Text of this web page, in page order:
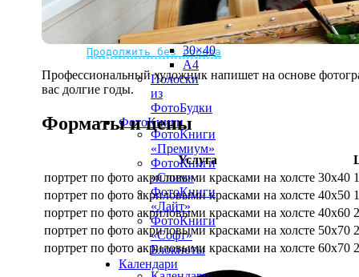
Не нашли Ваш город?
Мы доставляем по всему миру
Продолжить без города
20×30
30×30
30×40
A4
Полоски
из
ФотоБудки
ФотоКниги
ФотоКниги
«Премиум»
ФотоКниги
«Слим»
ФотоКниги
«Лайт»
ФотоКниги
«Софт»
Блокноты
Календари
Профессиональный художник напишет на основе
вас долгие годы.
Форматы и цены
Услуга
портрет по фото акриловыми красками на холсте 30х40
портрет по фото акриловыми красками на холсте 40х50
портрет по фото акриловыми красками на холсте 40х60
портрет по фото акриловыми красками на холсте 50х70
портрет по фото акриловыми красками на холсте 60х70